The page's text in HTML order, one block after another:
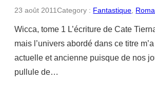
23 août 2011Category : Fantastique
Wicca, tome 1 L’écriture de Cate
mais l’univers abordé dans ce titre
actuelle et ancienne puisque de nos
pullule de…